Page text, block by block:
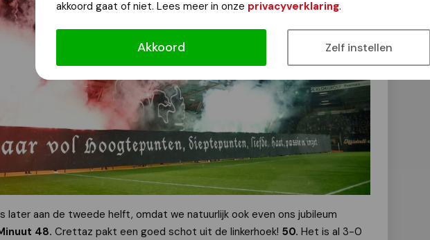
akkoord gaat of niet. Lees meer in onze privacyverklaring.
Akkoord Zelf instellen
later aan de tweede helft, omdat we natuurlijk ook even ons jubileum
48. Crettaz pakt een goed schot uit de linkerhoek! 50. Het is al 3-0